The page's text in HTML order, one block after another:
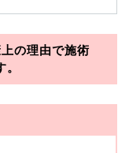
ます。
の理由で施術